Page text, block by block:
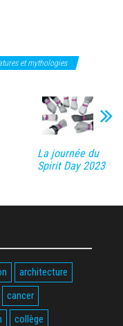
et mythologies
La journée du
Spirit Day 2023
architecture
cancer
collège